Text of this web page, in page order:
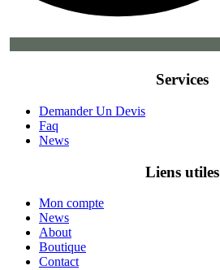
Services
Demander Un Devis
Faq
News
Liens utiles
Mon compte
News
About
Boutique
Contact